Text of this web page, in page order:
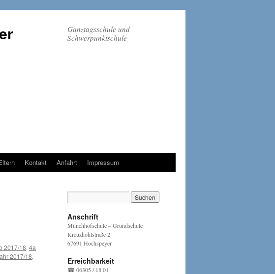
Ganztagsschule und
Schwerpunktschule
Kontakt Anfahrt Impressum
2017/18, 4a
2017/18,
Anschrift
Münchhofschule – Grundschule
Kreuzhohlstraße 2
67691 Hochspeyer
Erreichbarkeit
☎ 06305 / 18 01